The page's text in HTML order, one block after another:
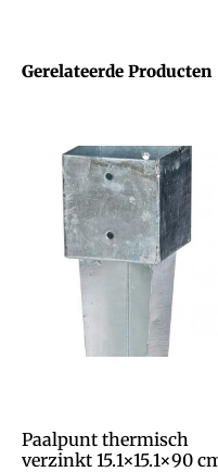
Gerelateerde Producten
Paalpunt thermisch
verzinkt 15.1×15.1×90